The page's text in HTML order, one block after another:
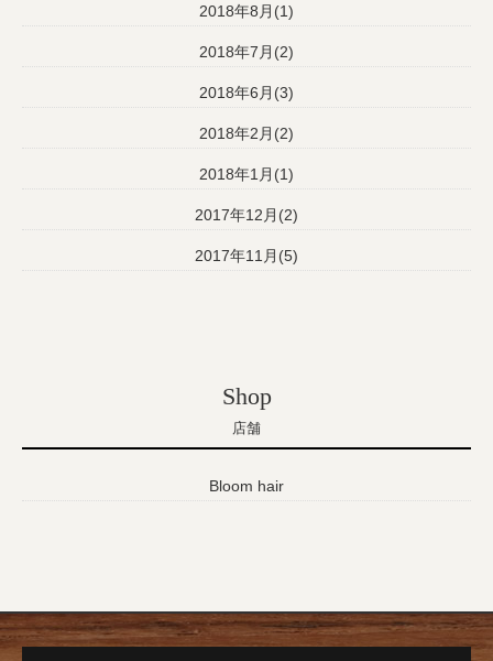
2018年8月(1)
2018年7月(2)
2018年6月(3)
2018年2月(2)
2018年1月(1)
2017年12月(2)
2017年11月(5)
Shop
店舗
Bloom hair